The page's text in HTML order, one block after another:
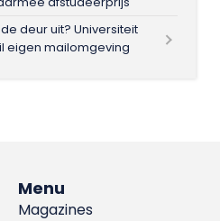
deur uit? Universiteit
eigen mailomgeving
Menu
Magazines